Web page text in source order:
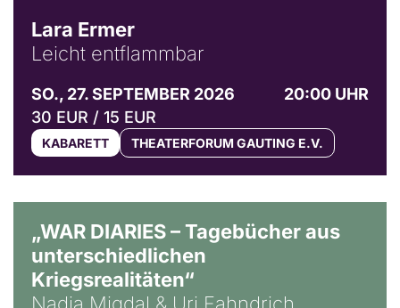
Lara Ermer
Leicht entflammbar
SO., 27. SEPTEMBER 2026
20:00 UHR
30 EUR / 15 EUR
KABARETT THEATERFORUM GAUTING E.V.
„WAR DIARIES – Tagebücher aus
unterschiedlichen
Kriegsrealitäten“